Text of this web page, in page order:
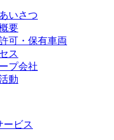
いさつ
要
可・保有車両
ス
プ会社
動
ービス